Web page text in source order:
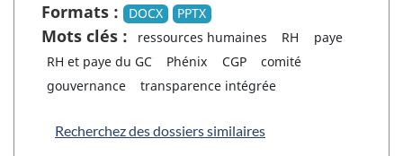
Formats :
DOCX PPTX
Mots clés : ressources humaines RH
paye
RH et paye du GC
Phénix CGP
comité
gouvernance
transparence intégrée
Recherchez des dossiers similaires